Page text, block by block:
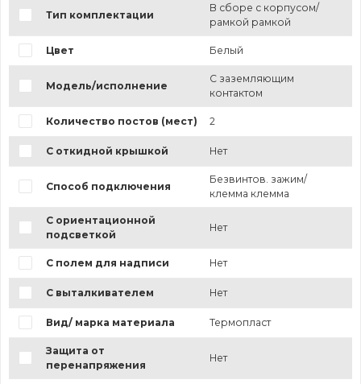
Тип комплектации
В сборе с корпусом/
рамкой рамкой
Цвет Белый
Модель/исполнение
С заземляющим
контактом
Количество постов (мест) 2
С откидной крышкой Нет
Способ подключения
Безвинтов. зажим/
клемма клемма
С ориентационной
подсветкой
Нет
С полем для надписи Нет
С выталкивателем Нет
Вид/ марка материала Термопласт
Защита от
перенапряжения
Нет